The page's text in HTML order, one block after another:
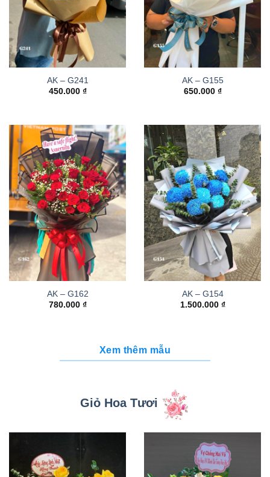
AK – G241
450.000 ₫
AK – G155
650.000 ₫
AK – G162
780.000 ₫
AK – G154
1.500.000 ₫
Xem thêm mẫu
Giỏ Hoa Tươi